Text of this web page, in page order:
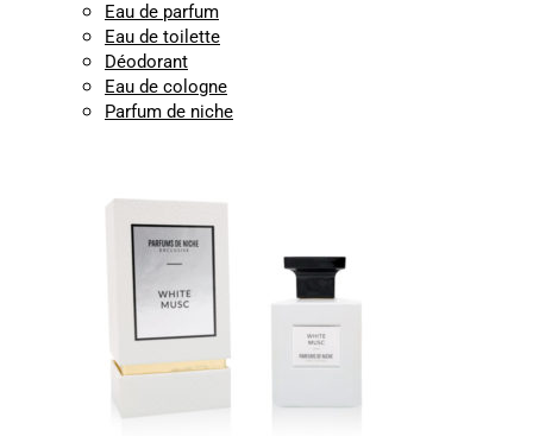
Eau de parfum
Eau de toilette
Déodorant
Eau de cologne
Parfum de niche